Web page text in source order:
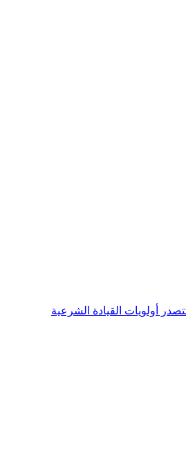
أولويات القيادة الشرعية